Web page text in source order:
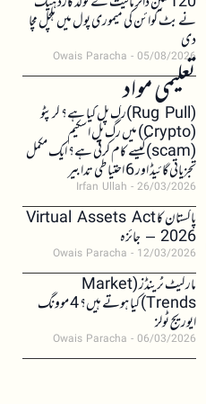
نے بٹ کوائن کی میموری پول میں ہلچل مچا
دی
Owais Paracha 05/08/2026
تعلیمی مواد(Rug Pull)رگ پل کیا ہے؟ کرپٹو
(Crypto) میں رگ پل اسکیم
(scam)کیسے کام کرتی ہے؟ ایک مکمل
تجزیاتی گائیڈ اور 6 احتیاطی تدابیر
Irfan Ullah 26/03/2026
پاکستان کا Virtual Assets Act
2026 – جائزہ
Owais Paracha 12/03/2026
مارکیٹ ٹرینڈز (Market
Trends) کیا ہوتے ہیں؟ 4 موونگ
ایوریج ٹولز
Owais Paracha 06/03/2026